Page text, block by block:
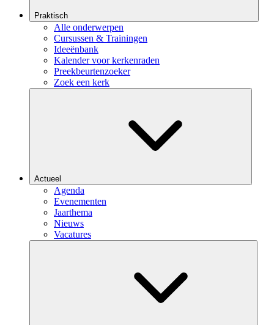
Praktisch
Alle onderwerpen
Cursussen & Trainingen
Ideeënbank
Kalender voor kerkenraden
Preekbeurtenzoeker
Zoek een kerk
Actueel
Agenda
Evenementen
Jaarthema
Nieuws
Vacatures